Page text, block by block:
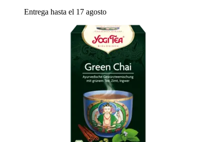
Entrega hasta el 17 agosto